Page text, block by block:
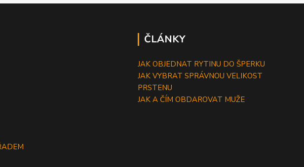
ČLÁNKY
JAK OBJEDNAT RYTINU DO ŠPERKU
JAK VYBRAT SPRÁVNOU VELIKOST
PRSTENU
JAK A ČÍM OBDAROVAT MUŽE